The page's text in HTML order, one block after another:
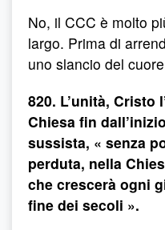
No, il CCC è molto
largo. Prima di
uno slancio del
820. L’unità, Cristo
Chiesa fin
sussista, « senza
perduta, nella
che crescerà ogni
fine dei secoli ».